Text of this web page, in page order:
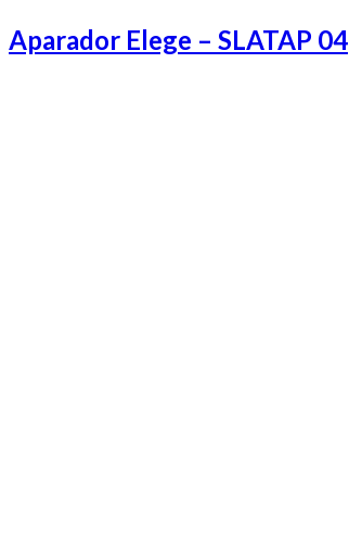
Aparador Elege – SLATAP 04